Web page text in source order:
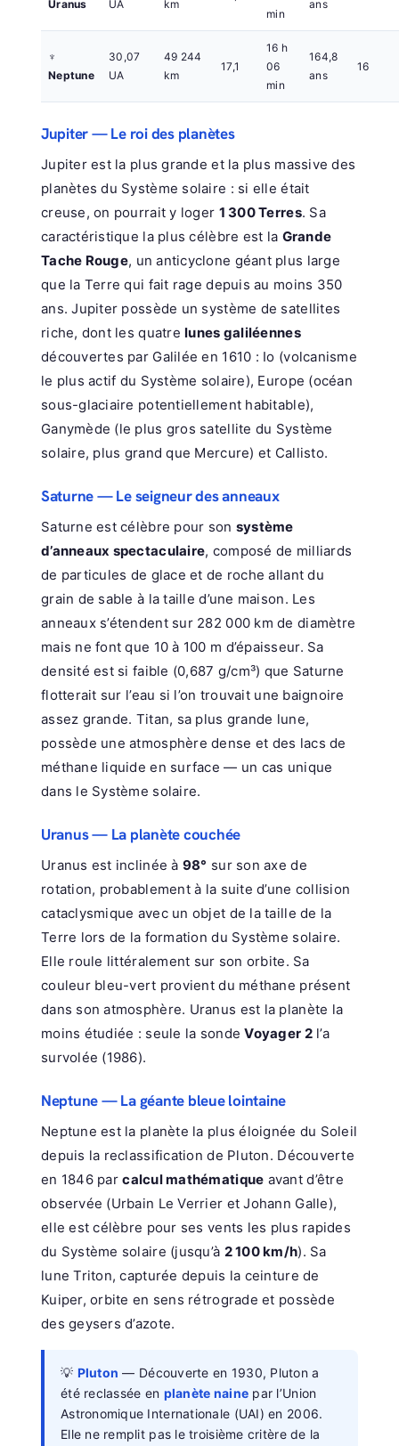
Uranus UA km
min
ans
♆
Neptune
30,07
UA
49 244
km
17,1
16 h
06
min
164,8
ans
16
Jupiter — Le roi des planètes
Jupiter est la plus grande et la plus massive des
planètes du Système solaire : si elle était
creuse, on pourrait y loger 1 300 Terres. Sa
caractéristique la plus célèbre est la Grande
Tache Rouge, un anticyclone géant plus large
que la Terre qui fait rage depuis au moins 350
ans. Jupiter possède un système de satellites
riche, dont les quatrelunes galiléennes
découvertes par Galilée en 1610 : Io (volcanisme
le plus actif du Système solaire), Europe (océan
sous-glaciaire potentiellement habitable),
Ganymède (le plus gros satellite du Système
solaire, plus grand que Mercure) et Callisto.
Saturne — Le seigneur des anneaux
Saturne est célèbre pour son système
d’anneaux spectaculaire, composé de milliards
de particules de glace et de roche allant du
grain de sable à la taille d’une maison. Les
anneaux s’étendent sur 282 000 km de diamètre
mais ne font que 10 à 100 m d’épaisseur. Sa
densité est si faible (0,687 g/cm³) que Saturne
flotterait sur l’eau si l’on trouvait une baignoire
assez grande. Titan, sa plus grande lune,
possède une atmosphère dense et des lacs de
méthane liquide en surface — un cas unique
dans le Système solaire.
Uranus — La planète couchée
Uranus est inclinée à 98° sur son axe de
rotation, probablement à la suite d’une collision
cataclysmique avec un objet de la taille de la
Terre lors de la formation du Système solaire.
Elle roule littéralement sur son orbite. Sa
couleur bleu-vert provient du méthane présent
dans son atmosphère. Uranus est la planète la
moins étudiée : seule la sondeVoyager 2l’a
survolée (1986).
Neptune — La géante bleue lointaine
Neptune est la planète la plus éloignée du Soleil
depuis la reclassification de Pluton. Découverte
en 1846 parcalcul mathématique avant d’être
observée (Urbain Le Verrier et Johann Galle),
elle est célèbre pour ses vents les plus rapides
du Système solaire (jusqu’à 2 100 km/h). Sa
lune Triton, capturée depuis la ceinture de
Kuiper, orbite en sens rétrograde et possède
des geysers d’azote.
💡 Pluton — Découverte en 1930, Pluton a
été reclassée en planète naine par l’Union
Astronomique Internationale (UAI) en 2006.
Elle ne remplit pas le troisième critère de la